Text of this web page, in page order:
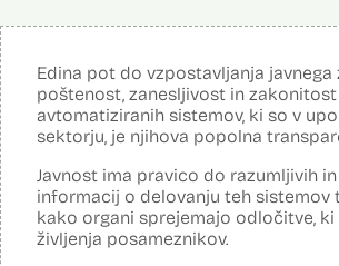
Edina pot do vzpostavljanja javnega
poštenost, zanesljivost in zakonitost
avtomatiziranih sistemov, ki so v
sektorju, je njihova popolna
Javnost ima pravico do razumljivih
informacij o delovanju teh sistemov
kako organi sprejemajo odločitve, ki
življenja posameznikov.